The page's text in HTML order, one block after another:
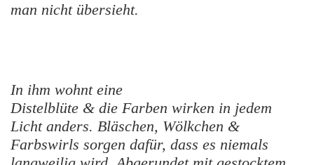
man nicht übersieht.
In ihm wohnt eine
Distelblüte & die Farben wirken in jedem
Licht anders. Bläschen, Wölkchen &
Farbswirls sorgen dafür, dass es niemals